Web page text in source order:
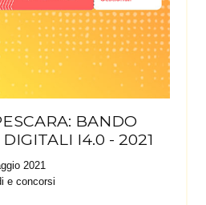
BANDO
I4.0 - 2021
2021
e concorsi